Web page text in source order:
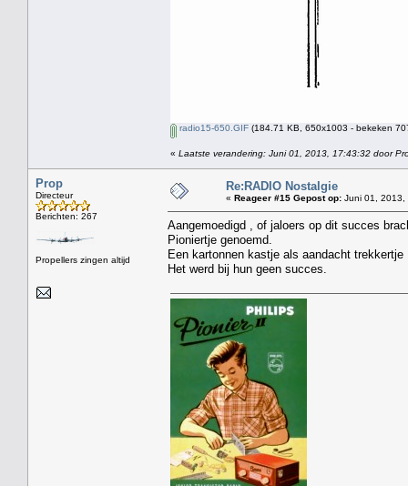
radio15-650.GIF (184.71 KB, 650x1003 - bekeken
« Laatste verandering: Juni 01, 2013, 17:43:32 door
Prop
Directeur
Berichten: 267
Propellers zingen altijd
Re:RADIO Nostalgie
« Reageer #15 Gepost op: Juni 01, 2013,
Aangemoedigd , of jaloers op dit succes
Pioniertje genoemd.
Een kartonnen kastje als aandacht
Het werd bij hun geen succes.